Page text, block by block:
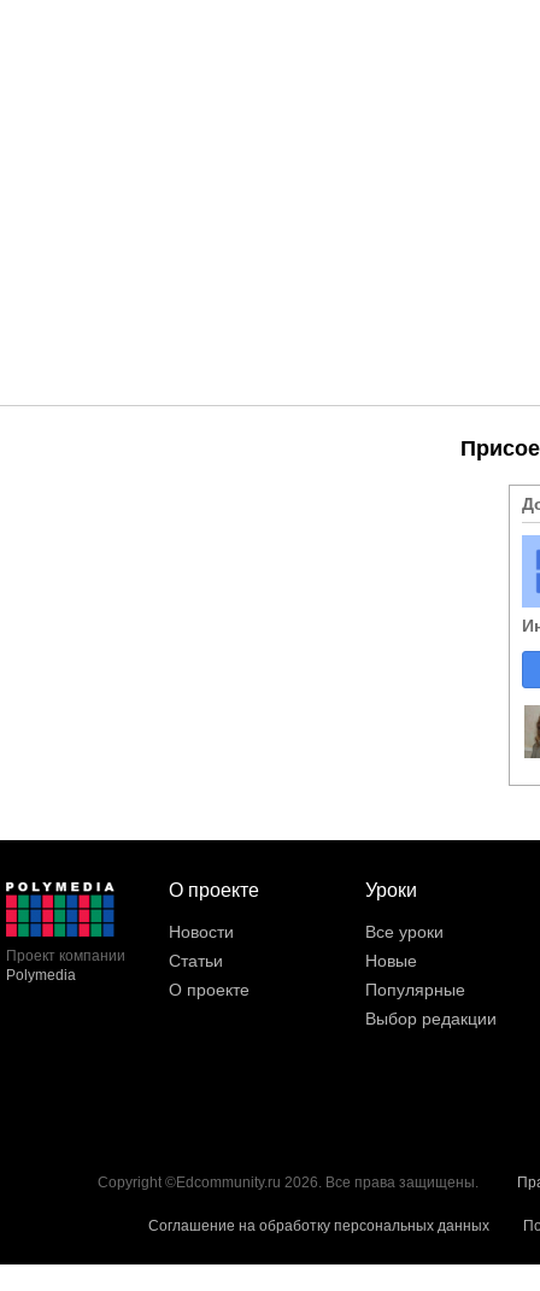
Проект компании
Polymedia
О проекте
Новости
Статьи
О проекте
Уроки
Все уроки
Новые
Популярные
Выбор редакции
Copyright ©Edcommunity.ru 2026. Все права защищены.
Соглашение на обработку персональных данных